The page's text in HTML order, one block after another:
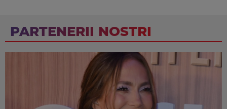
PARTENERII NOSTRI